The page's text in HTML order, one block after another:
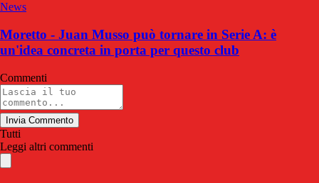
News
Moretto - Juan Musso può tornare in Serie A: è
un'idea concreta in porta per questo club
Commenti
Invia Commento
Tutti
Leggi altri commenti